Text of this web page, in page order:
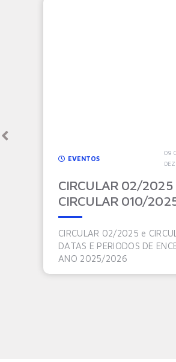
EVENTOS
09
CIRCULAR 02/2025
CIRCULAR 010/
CIRCULAR 02/2025 e
DATAS E PERIODOS DE
ANO 2025/2026